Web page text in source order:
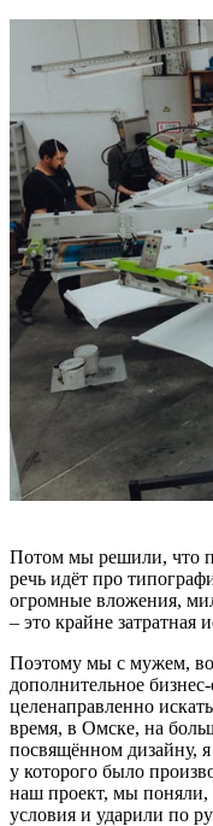
Потом мы решили, что
речь идёт про
огромные вложения,
– это крайне затратная
Поэтому мы с мужем,
дополнительное
целенаправленно
время, в Омске, на
посвящённом дизайну,
у которого было
наш проект, мы поняли,
условия и ударили по